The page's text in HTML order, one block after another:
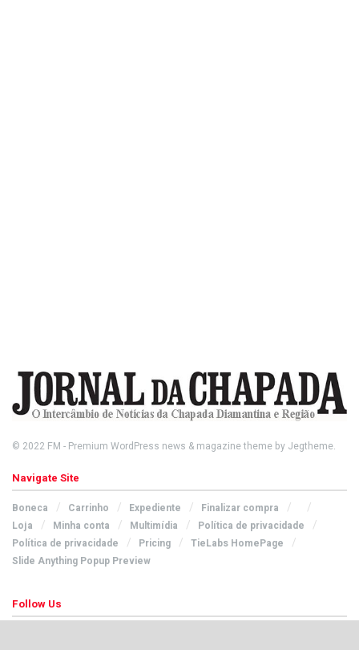
© 2022 FM - Premium WordPress news & magazine theme by Jegtheme.
Navigate Site
Boneca Carrinho Expediente
Finalizar compra
Loja
Minha conta Multimídia
Política de privacidade
Política de privacidade
Pricing
TieLabs HomePage
Slide Anything Popup Preview
Follow Us